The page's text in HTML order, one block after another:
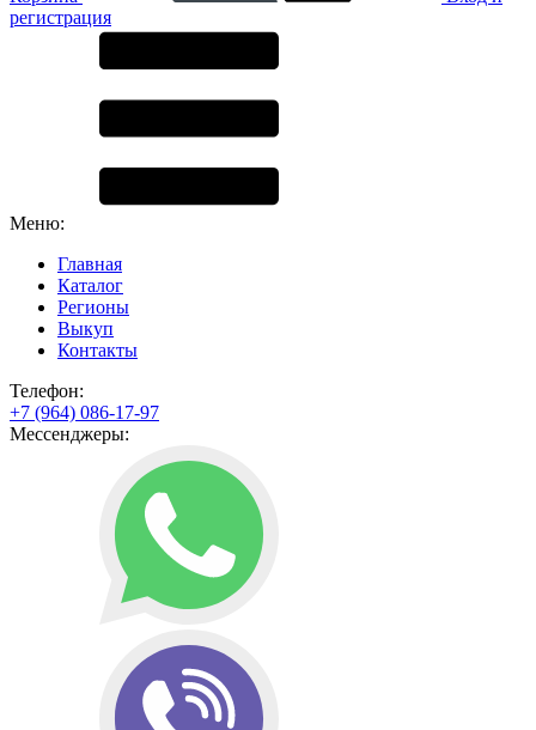
регистрация
Меню:
Главная
Каталог
Регионы
Выкуп
Контакты
Телефон:
+7 (964) 086-17-97
Мессенджеры: